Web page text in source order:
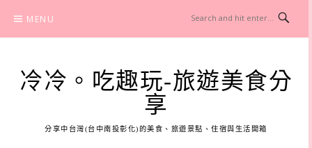
content
MENU
冷冷。吃趣玩-旅遊美食分
享
分享中台灣(台中南投彰化)的美食、旅遊景點、住宿與生活開箱